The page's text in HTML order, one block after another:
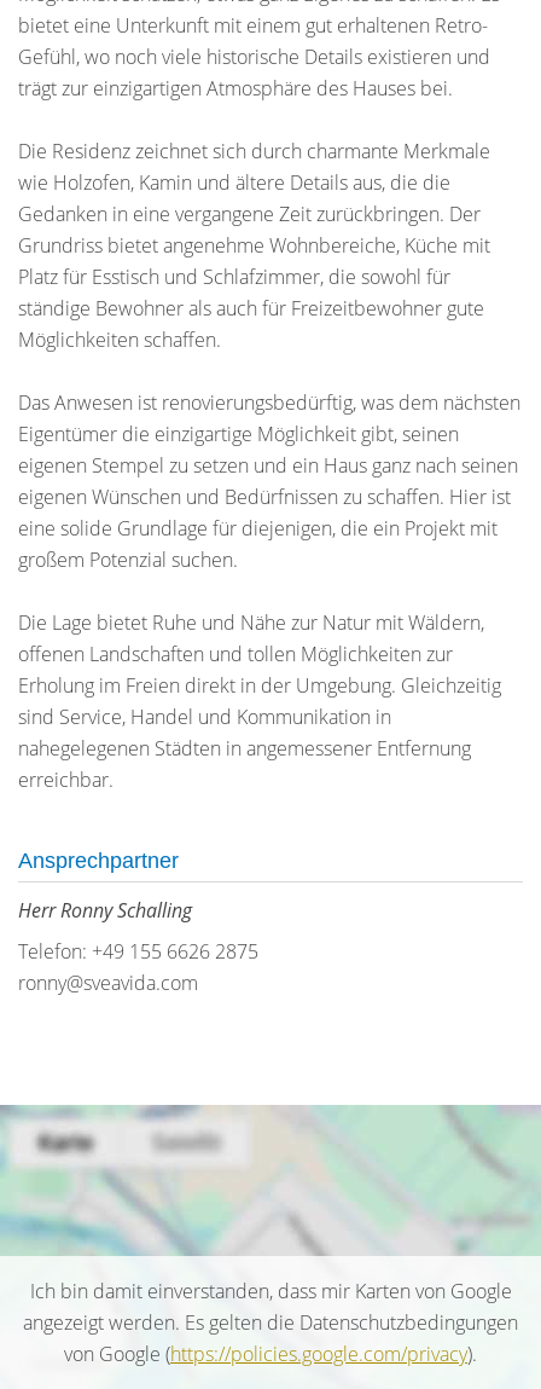
bietet eine Unterkunft mit einem gut erhaltenen Retro-
Gefühl, wo noch viele historische Details existieren und
trägt zur einzigartigen Atmosphäre des Hauses bei.
Die Residenz zeichnet sich durch charmante Merkmale
wie Holzofen, Kamin und ältere Details aus, die die
Gedanken in eine vergangene Zeit zurückbringen. Der
Grundriss bietet angenehme Wohnbereiche, Küche mit
Platz für Esstisch und Schlafzimmer, die sowohl für
ständige Bewohner als auch für Freizeitbewohner gute
Möglichkeiten schaffen.
Das Anwesen ist renovierungsbedürftig, was dem nächsten
Eigentümer die einzigartige Möglichkeit gibt, seinen
eigenen Stempel zu setzen und ein Haus ganz nach seinen
eigenen Wünschen und Bedürfnissen zu schaffen. Hier ist
eine solide Grundlage für diejenigen, die ein Projekt mit
großem Potenzial suchen.
Die Lage bietet Ruhe und Nähe zur Natur mit Wäldern,
offenen Landschaften und tollen Möglichkeiten zur
Erholung im Freien direkt in der Umgebung. Gleichzeitig
sind Service, Handel und Kommunikation in
nahegelegenen Städten in angemessener Entfernung
erreichbar.
Ansprechpartner
Herr Ronny Schalling
Telefon: +49 155 6626 2875
ronny@sveavida.com
Ich bin damit einverstanden, dass mir Karten von Google
angezeigt werden. Es gelten die Datenschutzbedingungen
von Google (https://policies.google.com/privacy).